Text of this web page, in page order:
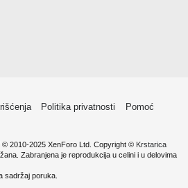
Politika privatnosti
Pomoć
© 2010-2025 XenForo Ltd. Copyright © Krstarica
Zabranjena je reprodukcija u celini i u delovima
sadržaj poruka.